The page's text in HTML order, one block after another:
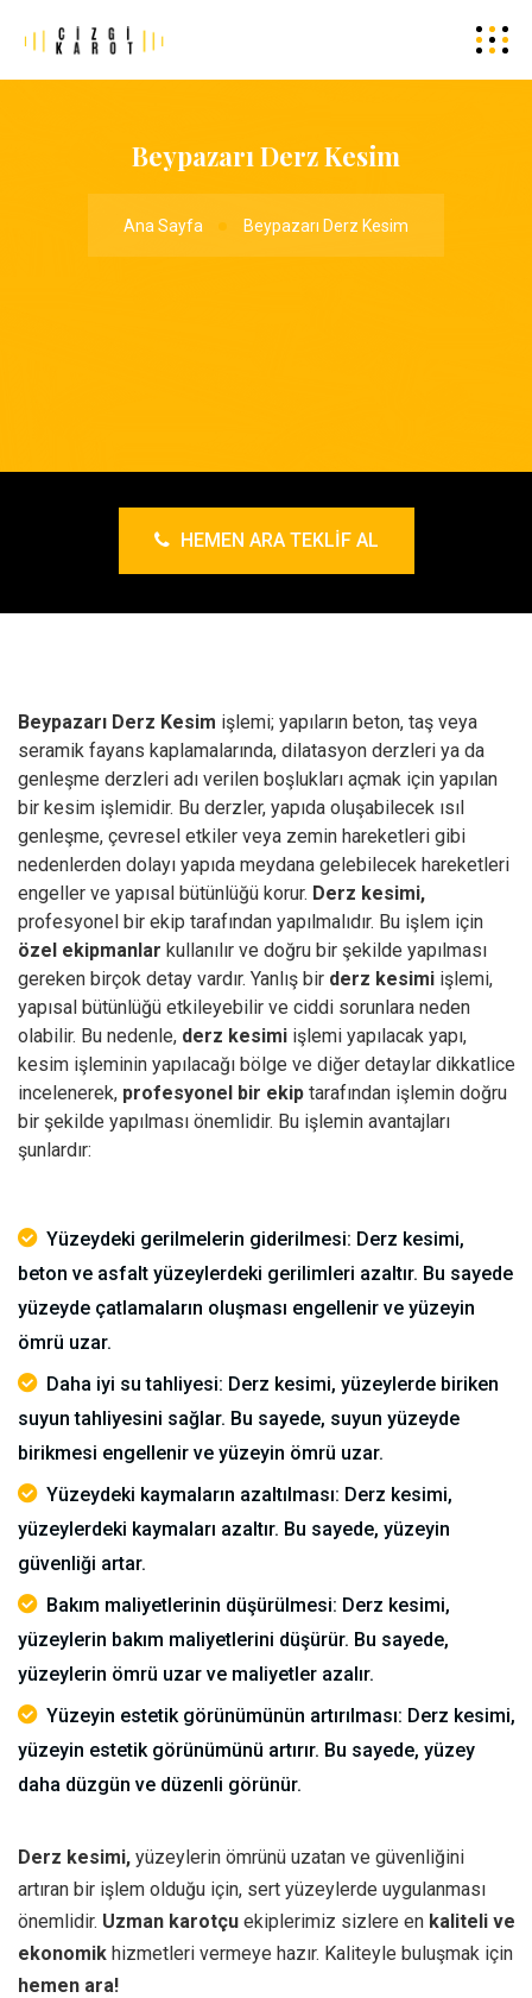
Beypazarı Derz Kesim
Ana Sayfa Beypazarı Derz Kesim
HEMEN ARA TEKLIF AL
Beypazarı Derz Kesim işlemi; yapıların beton, taş veya
seramik fayans kaplamalarında, dilatasyon derzleri ya da
genleşme derzleri adı verilen boşlukları açmak için yapılan
bir kesim işlemidir. Bu derzler, yapıda oluşabilecek ısıl
genleşme, çevresel etkiler veya zemin hareketleri gibi
nedenlerden dolayı yapıda meydana gelebilecek hareketleri
engeller ve yapısal bütünlüğü korur. Derz kesimi,
profesyonel bir ekip tarafından yapılmalıdır. Bu işlem için
özel ekipmanlar kullanılır ve doğru bir şekilde yapılması
gereken birçok detay vardır. Yanlış bir derz kesimi işlemi,
yapısal bütünlüğü etkileyebilir ve ciddi sorunlara neden
olabilir. Bu nedenle, derz kesimi işlemi yapılacak yapı,
kesim işleminin yapılacağı bölge ve diğer detaylar dikkatlice
incelenerek, profesyonel bir ekip tarafından işlemin doğru
bir şekilde yapılması önemlidir. Bu işlemin avantajları
şunlardır:
Yüzeydeki gerilmelerin giderilmesi: Derz kesimi,
beton ve asfalt yüzeylerdeki gerilimleri azaltır. Bu sayede
yüzeyde çatlamaların oluşması engellenir ve yüzeyin
ömrü uzar.
Daha iyi su tahliyesi: Derz kesimi, yüzeylerde biriken
suyun tahliyesini sağlar. Bu sayede, suyun yüzeyde
birikmesi engellenir ve yüzeyin ömrü uzar.
Yüzeydeki kaymaların azaltılması: Derz kesimi,
yüzeylerdeki kaymaları azaltır. Bu sayede, yüzeyin
güvenliği artar.
Bakım maliyetlerinin düşürülmesi: Derz kesimi,
yüzeylerin bakım maliyetlerini düşürür. Bu sayede,
yüzeylerin ömrü uzar ve maliyetler azalır.
Yüzeyin estetik görünümünün artırılması: Derz kesimi,
yüzeyin estetik görünümünü artırır. Bu sayede, yüzey
daha düzgün ve düzenli görünür.
Derz kesimi, yüzeylerin ömrünü uzatan ve güvenliğini
artıran bir işlem olduğu için, sert yüzeylerde uygulanması
önemlidir. Uzman karotçu ekiplerimiz sizlere en kaliteli ve
ekonomik hizmetleri vermeye hazır. Kaliteyle buluşmak için
hemen ara!